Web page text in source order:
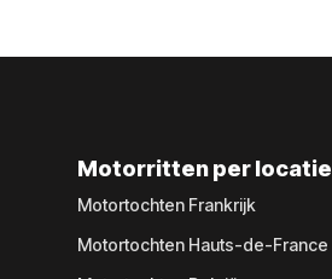
Motorritten per locatie
Motortochten Frankrijk
Motortochten Hauts-de-France